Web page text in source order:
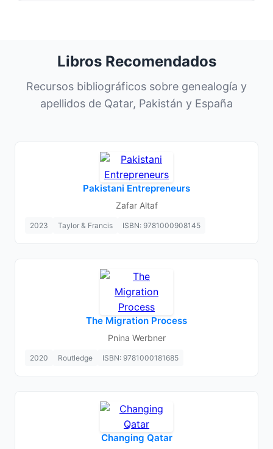
Libros Recomendados
Recursos bibliográficos sobre genealogía y
apellidos de Qatar, Pakistán y España
Pakistani Entrepreneurs
Zafar Altaf
2023 Taylor & Francis ISBN: 9781000908145
The Migration Process
Pnina Werbner
2020 Routledge ISBN: 9781000181685
Changing Qatar